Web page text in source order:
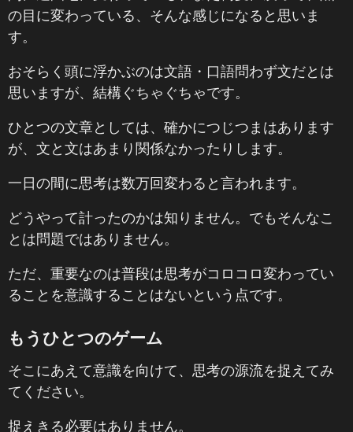
の目に変わっている、そんな感じになると思いま
す。
おそらく頭に浮かぶのは文語・口語問わず文だとは
思いますが、結構ぐちゃぐちゃです。
ひとつの文章としては、確かにつじつまはあります
が、文と文はあまり関係なかったりします。
一日の間に思考は数万回変わると言われます。
どうやって計ったのかは知りません。でもそんなこ
とは問題ではありません。
ただ、重要なのは普段は思考がコロコロ変わってい
ることを意識することはないという点です。
もうひとつのゲーム
そこにあえて意識を向けて、思考の源流を捉えてみ
てください。
捉えきる必要はありません。